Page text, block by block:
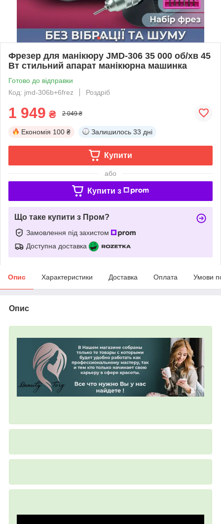
Фрезер для манікюру JMD-306 35 000 об/хв 45
Вт стильний апарат манікюрна машинка
Готово до відправки
Код: jmd-306b+6frez
Роздріб
1 949 ₴ 2 049 ₴
Економія 100 ₴ Залишилось 33 дні
Купити
або
Купити з
Що таке купити з Пром?
Замовлення під захистом
Доступна доставка
Опис Характеристики Доставка Оплата Умови
Опис